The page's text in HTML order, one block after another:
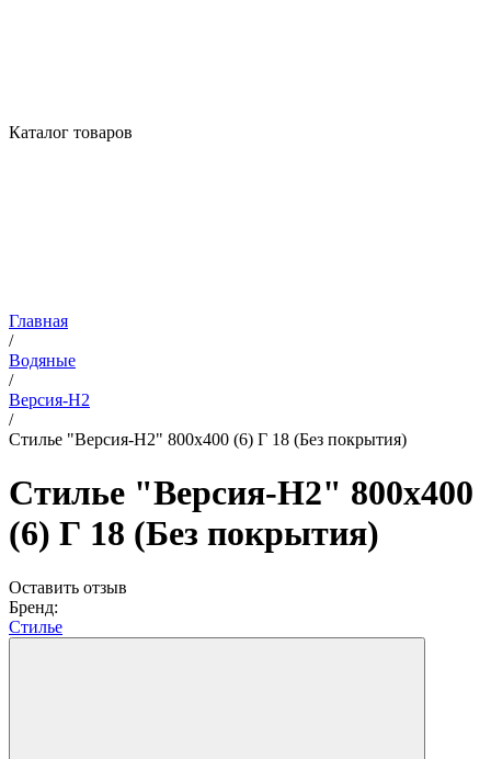
Каталог товаров
Главная
/
Водяные
/
Версия-Н2
/
Стилье "Версия-Н2" 800х400 (6) Г 18 (Без покрытия)
Стилье "Версия-Н2" 800х400
(6) Г 18 (Без покрытия)
Оставить отзыв
Бренд:
Стилье